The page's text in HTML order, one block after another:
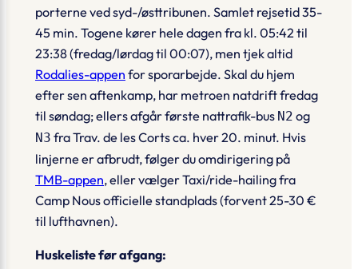
porterne ved syd-/østtribunen. Samlet rejsetid 35-
45 min. Togene kører hele dagen fra kl. 05:42 til
23:38 (fredag/lørdag til 00:07), men tjek altid
Rodalies-appen for sporarbejde. Skal du hjem
efter sen aftenkamp, har metroen natdrift fredag
til søndag; ellers afgår første nattrafik-bus N2 og
N3 fra Trav. de les Corts ca. hver 20. minut. Hvis
linjerne er afbrudt, følger du omdirigering på
TMB-appen, eller vælgerTaxi/ride-hailingfra
Camp Nous officielle standplads (forvent 25-30 €
til lufthavnen).
Huskeliste før afgang: